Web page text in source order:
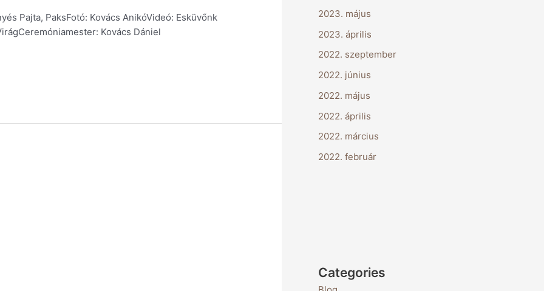
Pajta, PaksFotó: Kovács AnikóVideó: Esküvőnk
Kovács Dániel
2023. május
2023. április
2022. szeptember
2022. június
2022. május
2022. április
2022. március
2022. február
Categories